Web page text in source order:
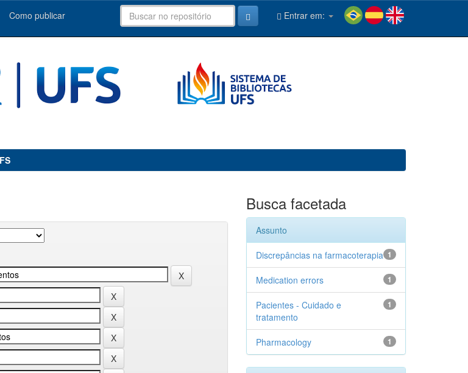
Como publicar Entrar em:
Busca facetada
Assunto
1
Discrepâncias na farmacoterapia
1
Medication errors
1
Pacientes - Cuidado e
tratamento
1
Pharmacology